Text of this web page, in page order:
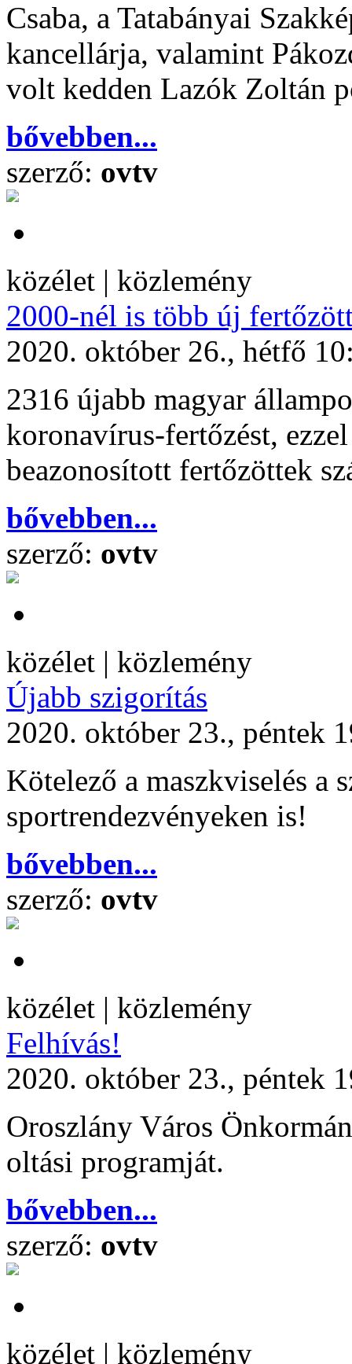
Csaba, a Tatabányai
kancellárja, valamint
volt kedden Lazók Zoltán
bővebben...
szerző: ovtv
közélet | közlemény
2000-nél is több új
2020. október 26., hétfő
2316 újabb magyar
koronavírus-fertőzést,
beazonosított fertőzöttek
bővebben...
szerző: ovtv
közélet | közlemény
Újabb szigorítás
2020. október 23., péntek
Kötelező a maszkviselés a
sportrendezvényeken is!
bővebben...
szerző: ovtv
közélet | közlemény
Felhívás!
2020. október 23., péntek
Oroszlány Város
oltási programját.
bővebben...
szerző: ovtv
közélet | közlemény